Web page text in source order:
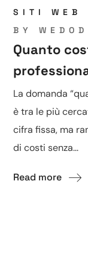
SITI WEB
BY
Quanto
La domanda
è tra le più
cifra fissa, ma
di costi senza...
Read more